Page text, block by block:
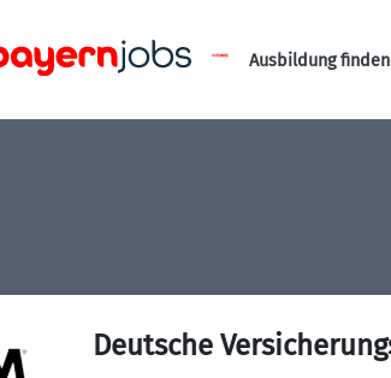
Ausbildung finden
Deutsche